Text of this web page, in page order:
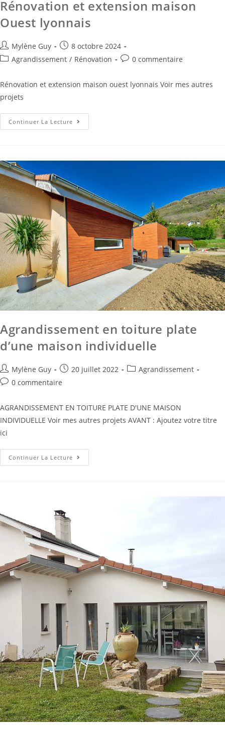
Rénovation et extension maison
Ouest lyonnais
Mylène Guy
8 octobre 2024
Agrandissement / Rénovation 0 commentaire
Rénovation et extension maison ouest lyonnais Voir mes autres
projets
Continuer La Lecture
Agrandissement en toiture plate
d’une maison individuelle
Mylène Guy 20 juillet 2022
Agrandissement
0 commentaire
AGRANDISSEMENT EN TOITURE PLATE D'UNE MAISON
INDIVIDUELLE Voir mes autres projets AVANT : Ajoutez votre titre
ici
Continuer La Lecture